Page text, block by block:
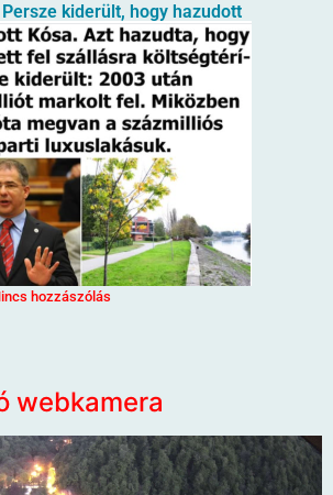
kiderült, hogy hazudott
hozzászólás
webkamera